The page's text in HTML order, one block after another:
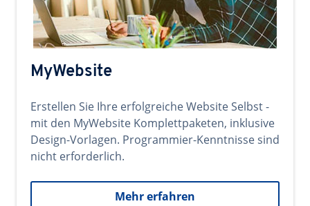
MyWebsite
Erstellen Sie Ihre erfolgreiche Website Selbst -
mit den MyWebsite Komplettpaketen, inklusive
Design-Vorlagen. Programmier-Kenntnisse sind
nicht erforderlich.
Mehr erfahren